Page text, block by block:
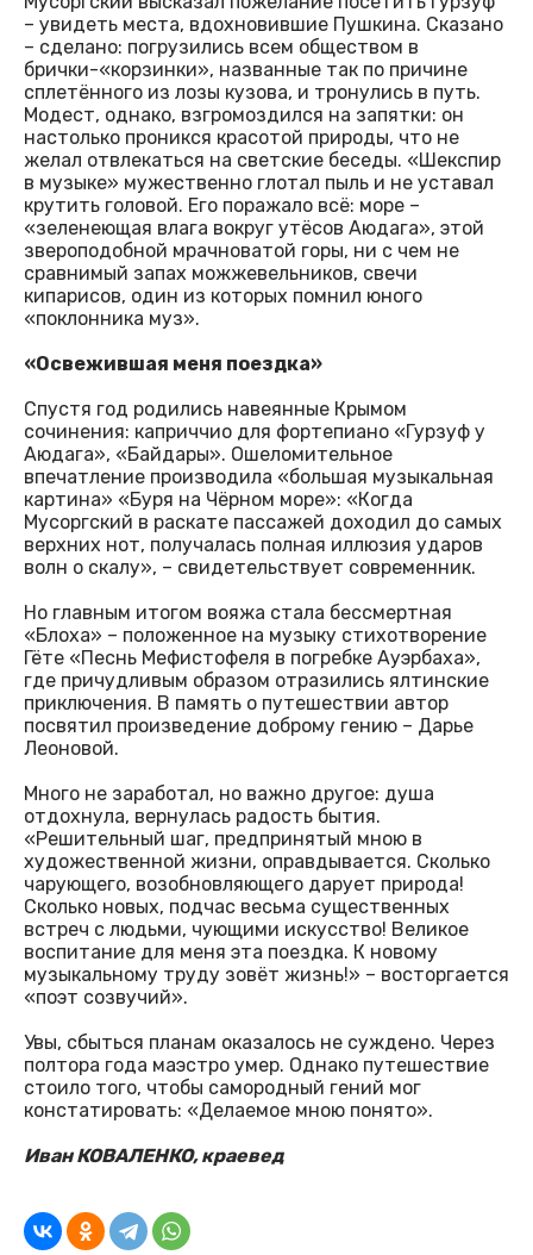
– увидеть места, вдохновившие Пушкина. Сказано
– сделано: погрузились всем обществом в
брички-«корзинки», названные так по причине
сплетённого из лозы кузова, и тронулись в путь.
Модест, однако, взгромоздился на запятки: он
настолько проникся красотой природы, что не
желал отвлекаться на светские беседы. «Шекспир
в музыке» мужественно глотал пыль и не уставал
крутить головой. Его поражало всё: море –
«зеленеющая влага вокруг утёсов Аюдага», этой
звероподобной мрачноватой горы, ни с чем не
сравнимый запах можжевельников, свечи
кипарисов, один из которых помнил юного
«поклонника муз».
«Освежившая меня поездка»
Спустя год родились навеянные Крымом
сочинения: каприччио для фортепиано «Гурзуф у
Аюдага», «Байдары». Ошеломительное
впечатление производила «большая музыкальная
картина» «Буря на Чёрном море»: «Когда
Мусоргский в раскате пассажей доходил до самых
верхних нот, получалась полная иллюзия ударов
волн о скалу», – свидетельствует современник.
Но главным итогом вояжа стала бессмертная
«Блоха» – положенное на музыку стихотворение
Гёте «Песнь Мефистофеля в погребке Ауэрбаха»,
где причудливым образом отразились ялтинские
приключения. В память о путешествии автор
посвятил произведение доброму гению – Дарье
Леоновой.
Много не заработал, но важно другое: душа
отдохнула, вернулась радость бытия.
«Решительный шаг, предпринятый мною в
художественной жизни, оправдывается. Сколько
чарующего, возобновляющего дарует природа!
Сколько новых, подчас весьма существенных
встреч с людьми, чующими искусство! Великое
воспитание для меня эта поездка. К новому
музыкальному труду зовёт жизнь!» – восторгается
«поэт созвучий».
Увы, сбыться планам оказалось не суждено. Через
полтора года маэстро умер. Однако путешествие
стоило того, чтобы самородный гений мог
констатировать: «Делаемое мною понято».
Иван КОВАЛЕНКО, краевед